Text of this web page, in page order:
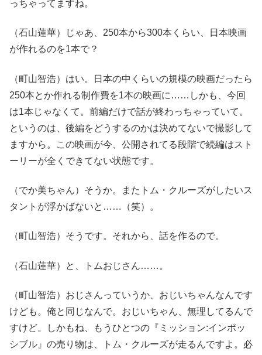
っちゃってますね。
（石山蓮華）じゃあ、250本から300本くらい、日本映画
が作れるのを1本で？
（町山智浩）はい。日本の中くらいの規模の映画だったら
250本とか作れる制作費を1本の映画に……しかも、今回
は1本じゃなくて。前編だけで話が終わっちゃっていて。
というのは、後編をどうするのかは決めてないで撮影して
ますから。この映画が今、公開されてる段階で続編はスト
ーリーが全くできてない状態です。
（でか美ちゃん）そうか。またトム・クルーズがしたいス
タントが浮かばないと……（笑）。
（町山智浩）そうです。それから、話を作るので。
（石山蓮華）と、トムおじさん……。
（町山智浩）おじさんっていうか、おじいちゃんなんです
けども。俺と同じなんで。おじいちゃん、無理してるんで
すけど。しかもね、もうひとつの『ミッション:インポッ
シブル』の売り物は、トム・クルーズが走るんですよ。必